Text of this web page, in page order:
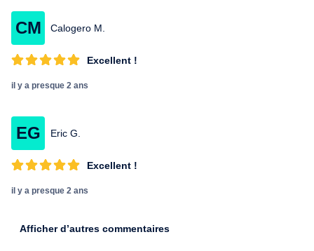
CM Calogero M.
Excellent !
il y a presque 2 ans
EG Eric G.
Excellent !
il y a presque 2 ans
Afficher d’autres commentaires